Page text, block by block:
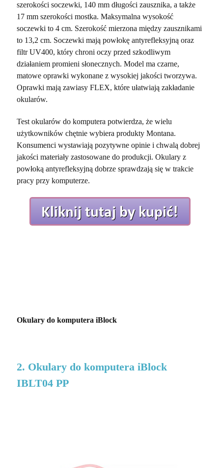
szerokości soczewki, 140 mm długości zausznika, a także
17 mm szerokości mostka. Maksymalna wysokość
soczewki to 4 cm. Szerokość mierzona między zausznikami
to 13,2 cm. Soczewki mają powłokę antyrefleksyjną oraz
filtr UV400, który chroni oczy przed szkodliwym
działaniem promieni słonecznych. Model ma czarne,
matowe oprawki wykonane z wysokiej jakości tworzywa.
Oprawki mają zawiasy FLEX, które ułatwiają zakładanie
okularów.
Test okularów do komputera potwierdza, że wielu
użytkowników chętnie wybiera produkty Montana.
Konsumenci wystawiają pozytywne opinie i chwalą dobrej
jakości materiały zastosowane do produkcji. Okulary z
powłoką antyrefleksyjną dobrze sprawdzają się w trakcie
pracy przy komputerze.
Okulary do komputera iBlock
2. Okulary do komputera iBlock
IBLT04 PP